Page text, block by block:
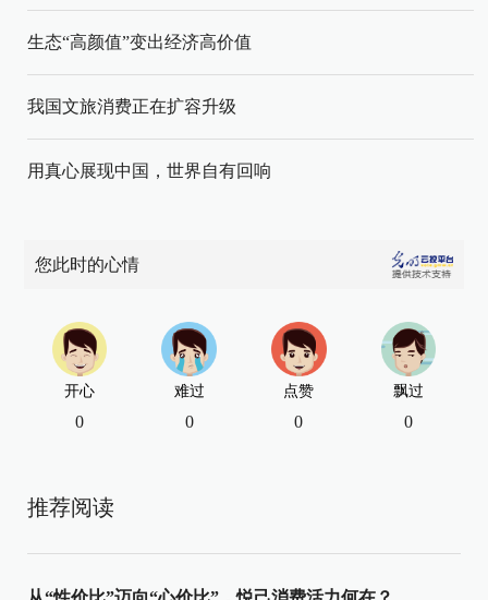
生态“高颜值”变出经济高价值
我国文旅消费正在扩容升级
用真心展现中国，世界自有回响
您此时的心情
开心
0
难过
0
点赞
0
飘过
0
推荐阅读